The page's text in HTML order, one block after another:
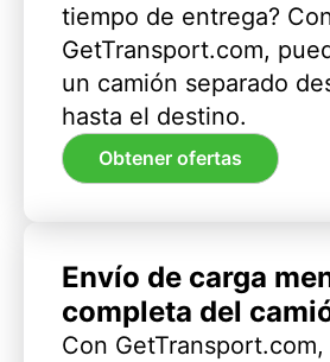
tiempo de entrega?
GetTransport.com,
un camión separado
hasta el destino.
Obtener ofertas
Envío de carga
completa del
Con